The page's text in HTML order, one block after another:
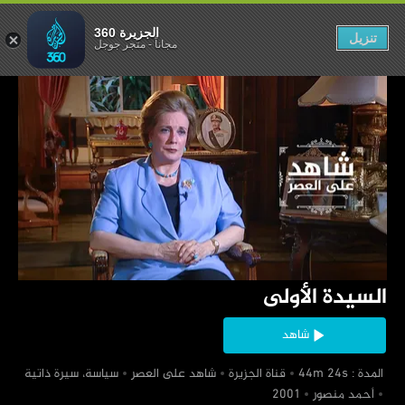
‏السيدة الأولى
شاهد
‏ المدة : 44m 24s
‏قناة الجزيرة ‏شاهد على العصر
‏سياسة، سيرة ذاتية
‏أحمد منصور
السيدة الأولى
الجزيرة 360
مجاناً-متجر جوجل تنزيل